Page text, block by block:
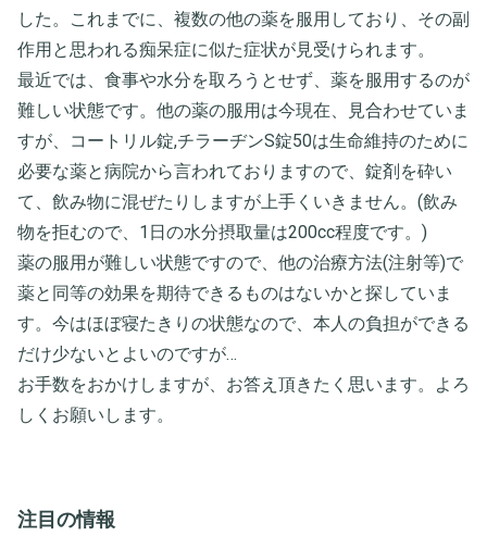
した。これまでに、複数の他の薬を服用しており、その副
作用と思われる痴呆症に似た症状が見受けられます。
最近では、食事や水分を取ろうとせず、薬を服用するのが
難しい状態です。他の薬の服用は今現在、見合わせていま
すが、コートリル錠,チラーヂンS錠50は生命維持のために
必要な薬と病院から言われておりますので、錠剤を砕い
て、飲み物に混ぜたりしますが上手くいきません。(飲み
物を拒むので、1日の水分摂取量は200cc程度です。)
薬の服用が難しい状態ですので、他の治療方法(注射等)で
薬と同等の効果を期待できるものはないかと探していま
す。今はほぼ寝たきりの状態なので、本人の負担ができる
だけ少ないとよいのですが…
お手数をおかけしますが、お答え頂きたく思います。よろ
しくお願いします。
注目の情報